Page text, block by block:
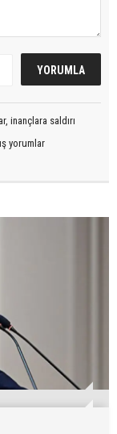
inançlara saldırı
yorumlar